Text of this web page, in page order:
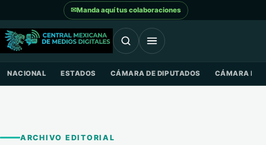
Saltar al contenido
✉Manda aquí tus colaboraciones
NACIONAL ESTADOS CÁMARA DE DIPUTADOS CÁMARA DE
ARCHIVO EDITORIAL